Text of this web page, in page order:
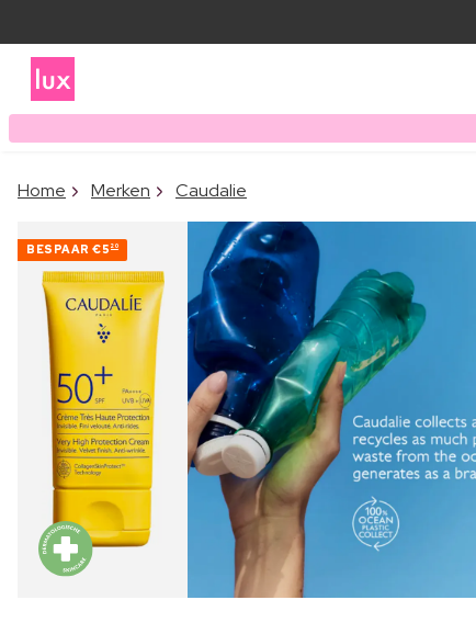
Home Merken Caudalie
BESPAAR €5 20